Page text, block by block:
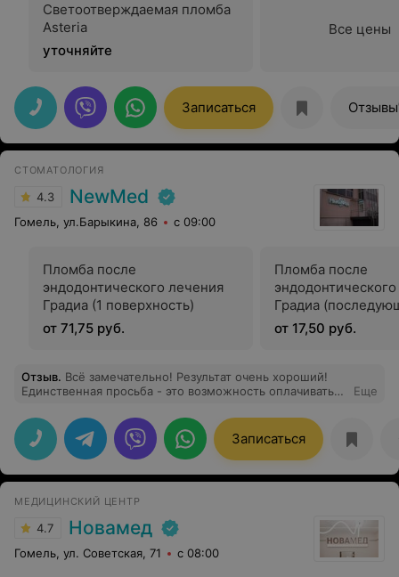
Светоотверждаемая пломба
Asteria
уточняйте
Все цены
Записаться Отзывы
СТОМАТОЛОГИЯ
4.3 NewMed
Гомель, ул.Барыкина, 86 с 09:00
Пломба после
эндодонтического лечения
Градиа (1 поверхность)
от 71,75 руб.
Пломба после
Градиа
поверхность)
от 17,50 руб.
Отзыв. Всё замечательно! Результат очень хороший!
Единственная просьба - это возможность оплачивать
уважением, ваш клиент!)
Еще
Записаться
МЕДИЦИНСКИЙ ЦЕНТР
4.7 Новамед
Гомель, ул. Советская, 71 с 08:00